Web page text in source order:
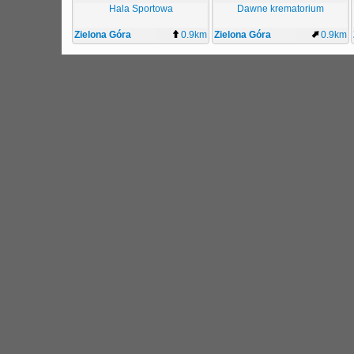
Hala Sportowa
Zielona Góra 0.9km
Dawne krematorium
Zielona Góra 0.9km